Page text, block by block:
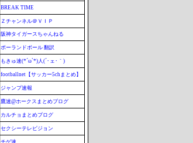
BREAK TIME
Ｚチャンネル＠ＶＩＰ
阪神タイガースちゃんねる
ポーランドボール 翻訳
もきゅ速(*´ω`*)人(´･ェ･｀)
footballnet【サッカー5chまとめ】
ジャンプ速報
鷹速@ホークスまとめブログ
カルチョまとめブログ
セクシーテレビジョン
チゲ速